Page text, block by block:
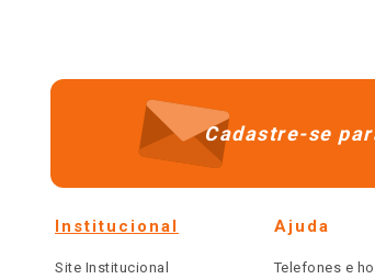
Cadastre-se
Institucional
Site Institucional
Ajuda
Telefones e